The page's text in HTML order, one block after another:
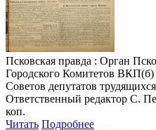
Псковская правда : Орган
Городского Комитетов ВКП(б)
Советов депутатов
Ответственный редактор С.
коп.
Читать Подробнее